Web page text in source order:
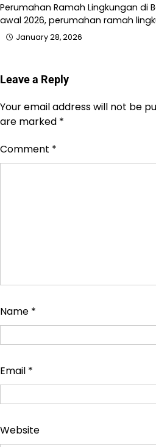
Perumahan Ramah Lingkungan di
awal 2026, perumahan ramah
January 28, 2026
Leave a Reply
Your email address will not be
are marked *
Comment *
Name *
Email *
Website